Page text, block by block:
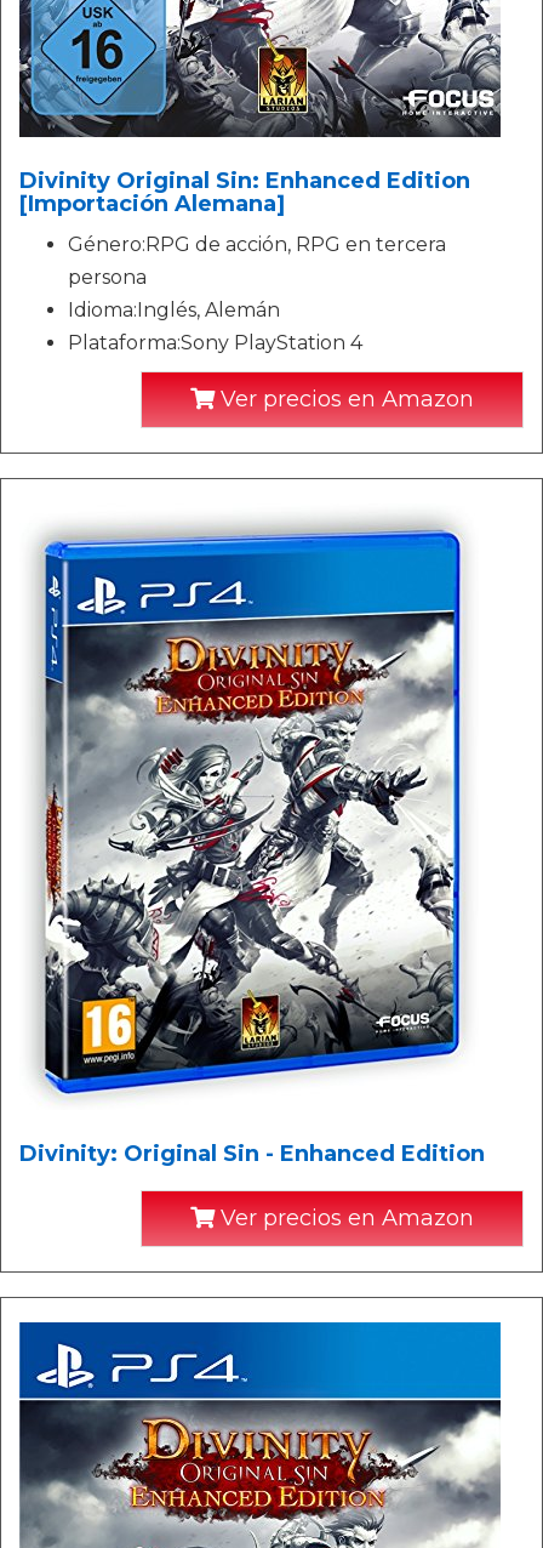
Divinity Original Sin: Enhanced Edition
[Importación Alemana]
Género:RPG de acción, RPG en tercera
persona
Idioma:Inglés, Alemán
Plataforma:Sony PlayStation 4
Ver precios en Amazon
Divinity: Original Sin - Enhanced Edition
Ver precios en Amazon